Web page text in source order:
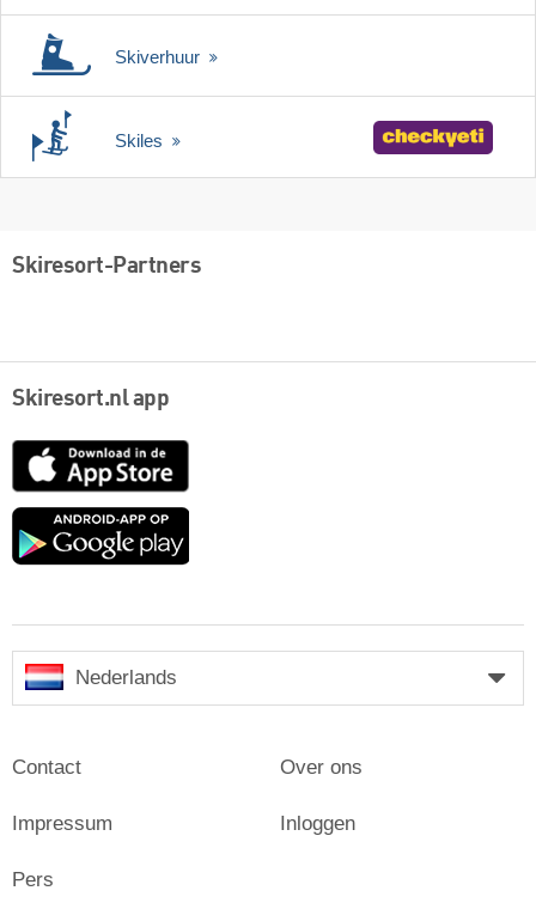
Skiverhuur
Skiles
Skiresort-Partners
Skiresort.nl app
App
Google
Nederlands
Contact
Impressum
Pers
Over ons
Inloggen